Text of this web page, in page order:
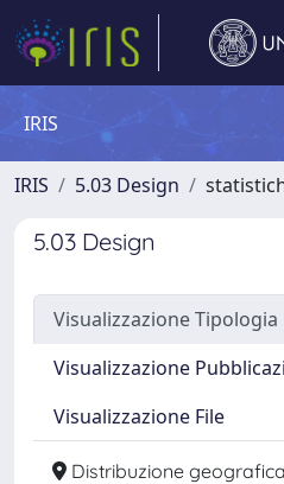
IRIS
IRIS 5.03 Design
5.03 Design
Visualizzazione Tipologia
Visualizzazione
Visualizzazione File
Distribuzione geografica